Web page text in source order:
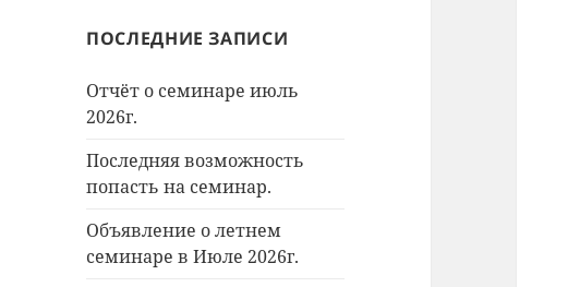
ПОСЛЕДНИЕ ЗАПИСИ
Отчёт о семинаре июль
2026г.
Последняя возможность
попасть на семинар.
Объявление о летнем
семинаре в Июле 2026г.